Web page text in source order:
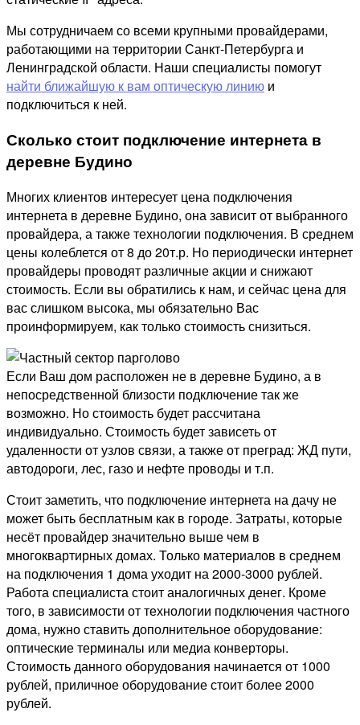
Мы сотрудничаем со всеми крупными провайдерами,
работающими на территории Санкт-Петербурга и
Ленинградской области. Наши специалисты помогут
найти ближайшую к вам оптическую линию и
подключиться к ней.
Сколько стоит подключение интернета в
деревне Будино
Многих клиентов интересует цена подключения
интернета в деревне Будино, она зависит от выбранного
провайдера, а также технологии подключения. В среднем
цены колеблется от 8 до 20т.р. Но периодически интернет
провайдеры проводят различные акции и снижают
стоимость. Если вы обратились к нам, и сейчас цена для
вас слишком высока, мы обязательно Вас
проинформируем, как только стоимость снизиться.
Если Ваш дом расположен не в деревне Будино, а в
непосредственной близости подключение так же
возможно. Но стоимость будет рассчитана
индивидуально. Стоимость будет зависеть от
удаленности от узлов связи, а также от преград: ЖД пути,
автодороги, лес, газо и нефте проводы и т.п.
Стоит заметить, что подключение интернета на дачу не
может быть бесплатным как в городе. Затраты, которые
несёт провайдер значительно выше чем в
многоквартирных домах. Только материалов в среднем
на подключения 1 дома уходит на 2000-3000 рублей.
Работа специалиста стоит аналогичных денег. Кроме
того, в зависимости от технологии подключения частного
дома, нужно ставить дополнительное оборудование:
оптические терминалы или медиа конверторы.
Стоимость данного оборудования начинается от 1000
рублей, приличное оборудование стоит более 2000
рублей.